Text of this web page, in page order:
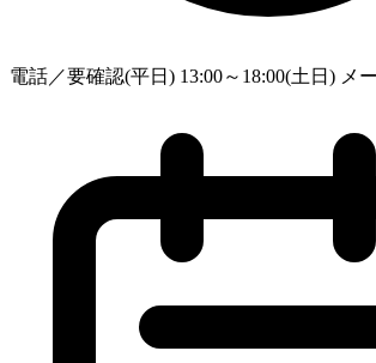
電話／要確認(平日) 13:00～18:00(土日) メ